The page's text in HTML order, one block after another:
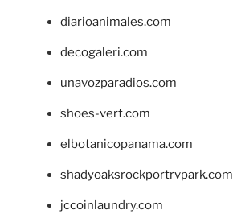
diarioanimales.com
decogaleri.com
unavozparadios.com
shoes-vert.com
elbotanicopanama.com
shadyoaksrockportrvpark.com
jccoinlaundry.com